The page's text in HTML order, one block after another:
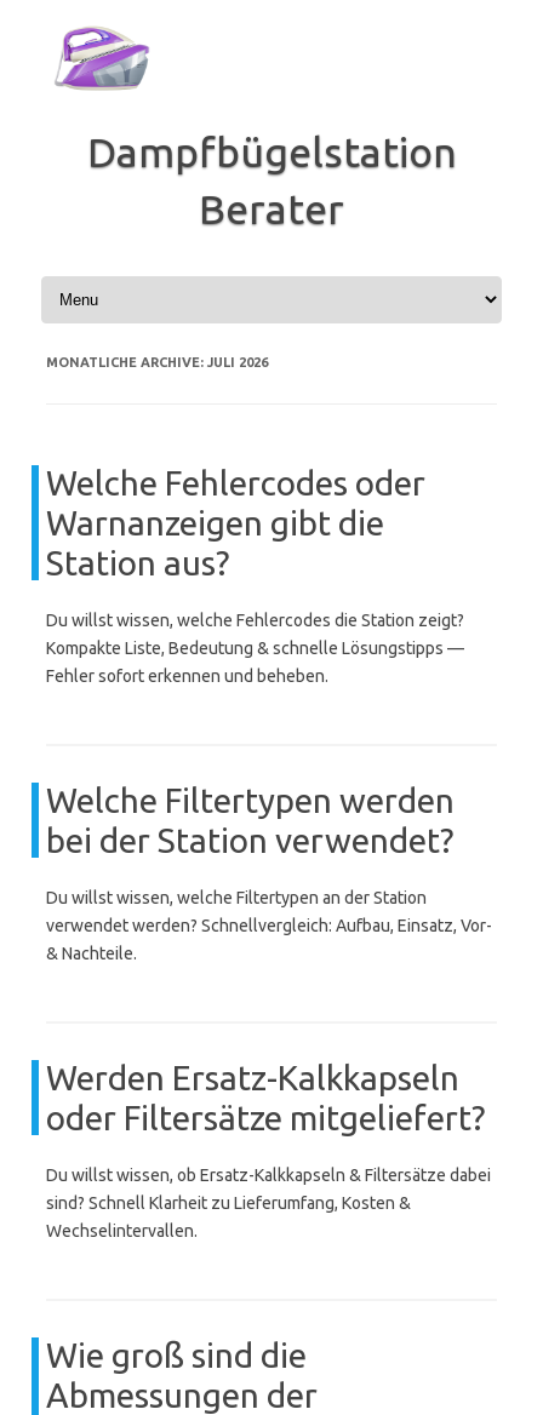
springen
Dampfbügelstation
Berater
MONATLICHE ARCHIVE: JULI 2026
Welche Fehlercodes oder
Warnanzeigen gibt die
Station aus?
Du willst wissen, welche Fehlercodes die Station zeigt?
Kompakte Liste, Bedeutung & schnelle Lösungstipps —
Fehler sofort erkennen und beheben.
Welche Filtertypen werden
bei der Station verwendet?
Du willst wissen, welche Filtertypen an der Station
verwendet werden? Schnellvergleich: Aufbau, Einsatz, Vor-
& Nachteile.
Werden Ersatz-Kalkkapseln
oder Filtersätze mitgeliefert?
Du willst wissen, ob Ersatz-Kalkkapseln & Filtersätze dabei
sind? Schnell Klarheit zu Lieferumfang, Kosten &
Wechselintervallen.
Wie groß sind die
Abmessungen der